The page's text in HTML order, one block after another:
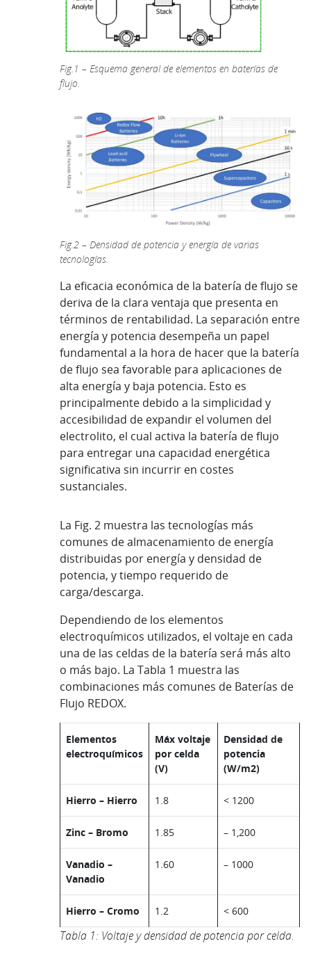
Fig.1 – Esquema general de elementos en baterías de
flujo.
Fig.2 – Densidad de potencia y energía de varias
tecnologías.
La eficacia económica de la batería de flujo se
deriva de la clara ventaja que presenta en
términos de rentabilidad. La separación entre
energía y potencia desempeña un papel
fundamental a la hora de hacer que la batería
de flujo sea favorable para aplicaciones de
alta energía y baja potencia. Esto es
principalmente debido a la simplicidad y
accesibilidad de expandir el volumen del
electrolito, el cual activa la batería de flujo
para entregar una capacidad energética
significativa sin incurrir en costes
sustanciales.
La Fig. 2 muestra las tecnologías más
comunes de almacenamiento de energía
distribuidas por energía y densidad de
potencia, y tiempo requerido de
carga/descarga.
Dependiendo de los elementos
electroquímicos utilizados, el voltaje en cada
una de las celdas de la batería será más alto
o más bajo. La Tabla 1 muestra las
combinaciones más comunes de Baterías de
Flujo REDOX.
Elementos
electroquímicos
Máx voltaje
por celda
(V)
Densidad de
potencia
(W/m2)
Hierro – Hierro 1.8 < 1200
Zinc – Bromo 1.85 – 1,200
Vanadio –
Vanadio
1.60 – 1000
Hierro – Cromo 1.2 < 600
Tabla 1: Voltaje y densidad de potencia por celda.